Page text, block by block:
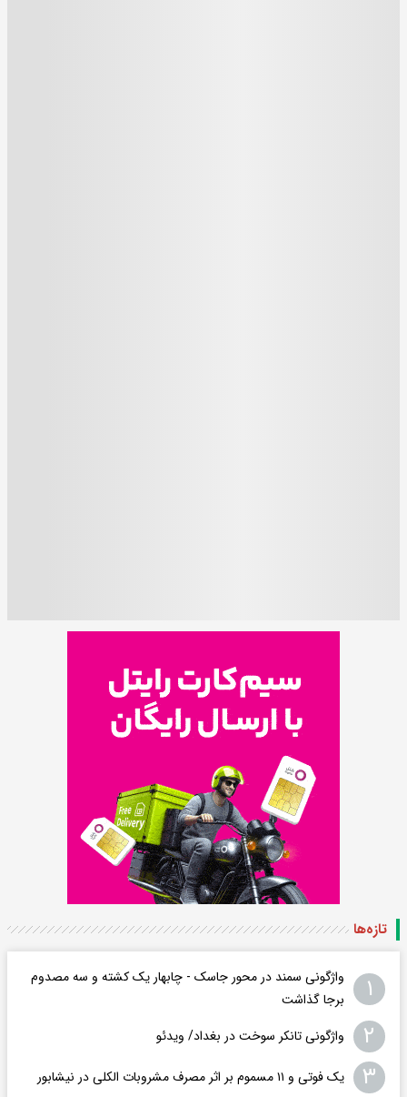
تازه‌ها
۱
واژگونی سمند در محور جاسک - چابهار یک کشته و سه مصدوم
برجا گذاشت
۲ واژگونی تانکر سوخت در بغداد/ ویدئو
۳ یک فوتی و ۱۱ مسموم بر اثر مصرف مشروبات الکلی در نیشابور